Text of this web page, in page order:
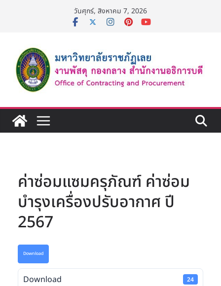
วันศุกร์, สิงหาคม 7, 2026
ค่าซ่อมแซมครุภัณฑ์ ค่าซ่อม
บำรุงเครื่องปรับอากาศ ปี
2567
Download
Download 24